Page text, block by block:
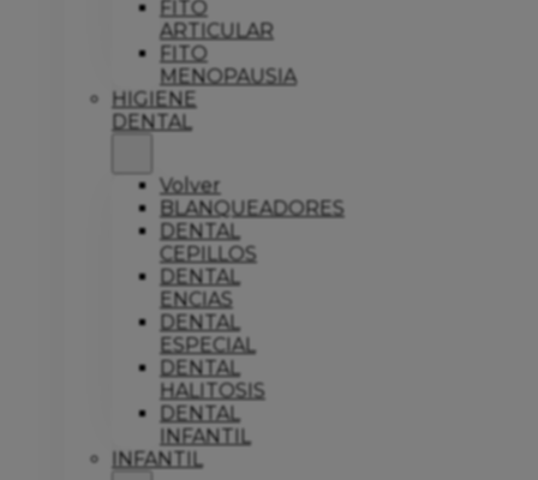
FITO
ARTICULAR
FITO
MENOPAUSIA
HIGIENE
DENTAL
Volver
BLANQUEADORES
DENTAL
CEPILLOS
DENTAL
ENCIAS
DENTAL
ESPECIAL
DENTAL
HALITOSIS
DENTAL
INFANTIL
INFANTIL